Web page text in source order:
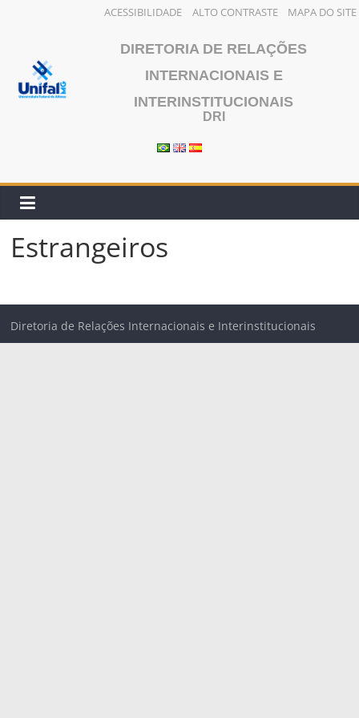
ACESSIBILIDADE ALTO CONTRASTE MAPA DO SITE
conteúdo
DIRETORIA DE RELAÇÕES
INTERNACIONAIS E
INTERINSTITUCIONAIS
DRI
Estrangeiros
Diretoria de Relações Internacionais e Interinstitucionais